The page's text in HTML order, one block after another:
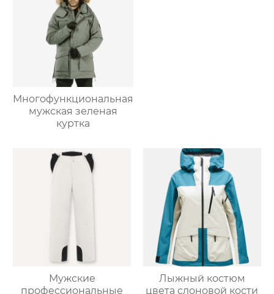
Многофункциональная
мужская зеленая
куртка
Мужские
профессиональные
Лыжный костюм
цвета слоновой кости